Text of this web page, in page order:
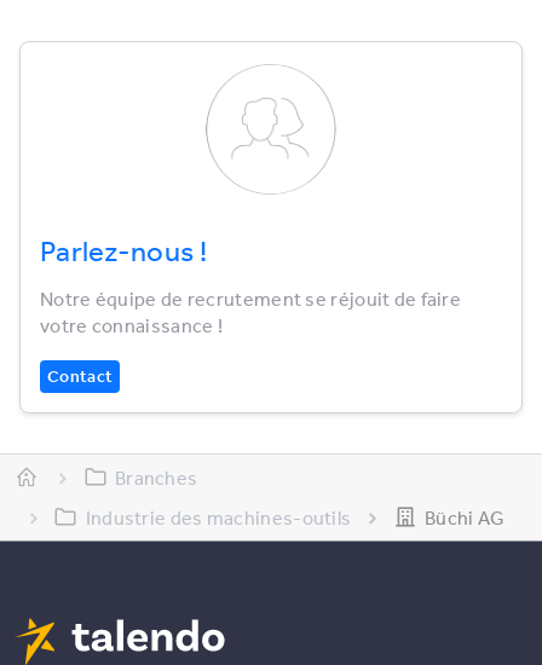
Parlez-nous !
Notre équipe de recrutement se réjouit de faire
votre connaissance !
Contact
Branches
Industrie des machines-outils
Büchi AG